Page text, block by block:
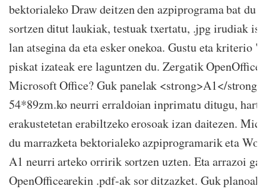
bektorialeko Draw deitzen den azpiprograma bat du
sortzen ditut laukiak, testuak txertatu, .jpg irudiak
lan atsegina da eta esker onekoa. Gustu eta kriterio
piskat izateak ere laguntzen du. Zergatik OpenOffice
Microsoft Office? Guk panelak <strong>A1</strong>
54*89zm.ko neurri erraldoian inprimatu ditugu,
erakustetetan erabiltzeko erosoak izan daitezen.
du marrazketa bektorialeko azpiprogramarik eta
A1 neurri arteko orririk sortzen uzten. Eta arrazoi
OpenOfficearekin .pdf-ak sor ditzazket. Guk